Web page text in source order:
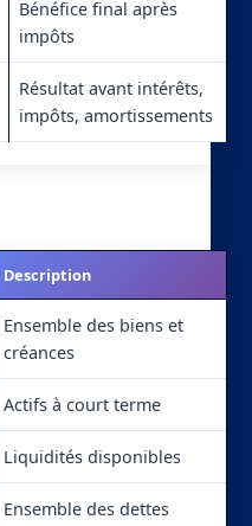
Bénéfice final après
impôts
Résultat avant intérêts,
impôts, amortissements
Description
Ensemble des biens et
créances
Actifs à court terme
Liquidités disponibles
Ensemble des dettes